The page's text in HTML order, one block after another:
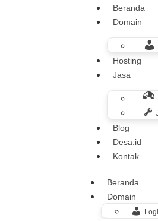
Beranda
Domain
Hosting
Jasa
Blog
Desa.id
Kontak
Beranda
Domain